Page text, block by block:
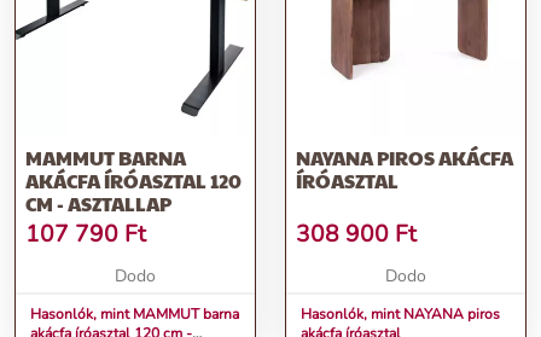
MAMMUT BARNA
AKÁCFA ÍRÓASZTAL 120
CM - ASZTALLAP
107 790 Ft
Dodo
Hasonlók, mint MAMMUT barna
NAYANA PIROS AKÁCFA
ÍRÓASZTAL
308 900 Ft
Dodo
Hasonlók, mint NAYANA piros